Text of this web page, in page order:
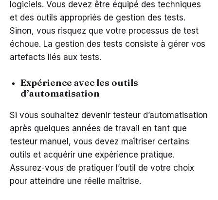
logiciels. Vous devez être équipé des techniques
et des outils appropriés de gestion des tests.
Sinon, vous risquez que votre processus de test
échoue. La gestion des tests consiste à gérer vos
artefacts liés aux tests.
Expérience avec les outils
d’automatisation
Si vous souhaitez devenir testeur d’automatisation
après quelques années de travail en tant que
testeur manuel, vous devez maîtriser certains
outils et acquérir une expérience pratique.
Assurez-vous de pratiquer l’outil de votre choix
pour atteindre une réelle maîtrise.